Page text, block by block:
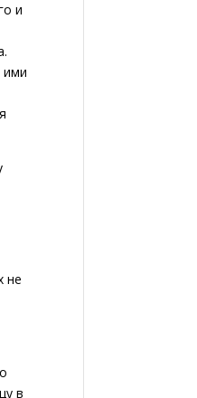
и
ими
не
в